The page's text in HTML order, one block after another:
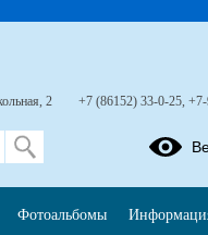
2 +7 (86152) 33-0-25,
Фотоальбомы